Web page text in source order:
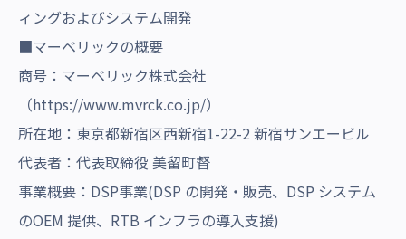
ィングおよびシステム開発
■マーベリックの概要
商号：マーベリック株式会社
（https://www.mvrck.co.jp/）
所在地：東京都新宿区西新宿1-22-2 新宿サンエービル
代表者：代表取締役 美留町督
事業概要：DSP事業(DSP の開発・販売、DSP システム
のOEM 提供、RTB インフラの導入支援)